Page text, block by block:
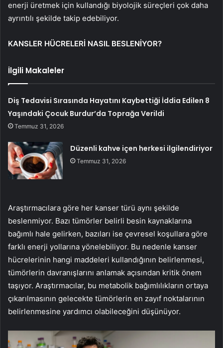
enerji üretmek için kullandığı biyolojik süreçleri çok daha
ayrıntılı şekilde takip edebiliyor.
KANSLER HÜCRELERİ NASIL BESLENİYOR?
İlgili Makaleler
Diş Tedavisi Sırasında Hayatını Kaybettiği İddia Edilen 8
Yaşındaki Çocuk Burdur’da Toprağa Verildi
Temmuz 31, 2026
Düzenli kahve içen herkesi ilgilendiriyor
Temmuz 31, 2026
Araştırmacılara göre her kanser türü aynı şekilde
beslenmiyor. Bazı tümörler belirli besin kaynaklarına
bağımlı hale gelirken, bazıları ise çevresel koşullara göre
farklı enerji yollarına yönelebiliyor. Bu nedenle kanser
hücrelerinin hangi maddeleri kullandığının belirlenmesi,
tümörlerin davranışlarını anlamak açısından kritik önem
taşıyor. Araştırmacılar, bu metabolik bağımlılıkların ortaya
çıkarılmasının gelecekte tümörlerin en zayıf noktalarının
belirlenmesine yardımcı olabileceğini düşünüyor.